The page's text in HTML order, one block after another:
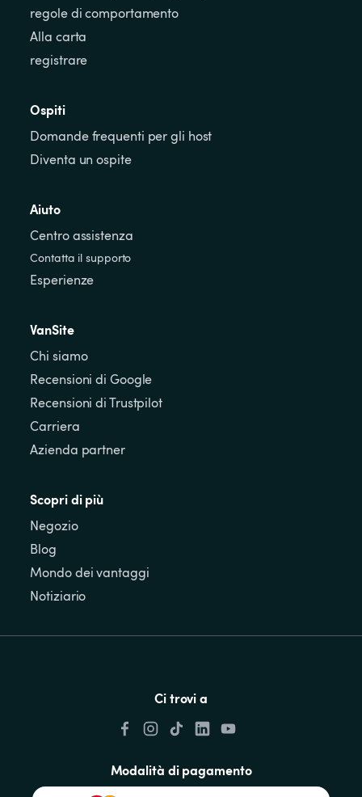
regole di comportamento
Alla carta
registrare
Ospiti
Domande frequenti per gli host
Diventa un ospite
Aiuto
Centro assistenza
Contatta il supporto
Esperienze
VanSite
Chi siamo
Recensioni di Google
Recensioni di Trustpilot
Carriera
Azienda partner
Scopri di più
Negozio
Blog
Mondo dei vantaggi
Notiziario
Ci trovi a
Modalità di pagamento